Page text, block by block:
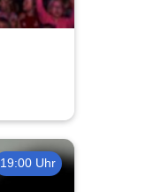
19:00 Uhr